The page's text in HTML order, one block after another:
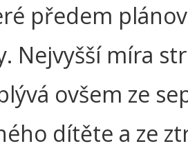
předem
Nejvyšší míra
ovšem ze
dítěte a ze